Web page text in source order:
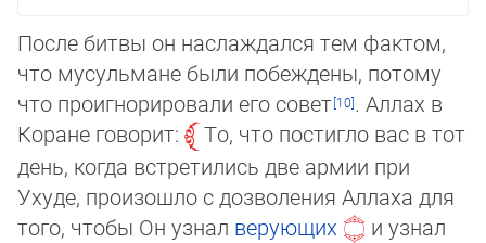
После битвы он наслаждался тем фактом,
что мусульмане были побеждены, потому
что проигнорировали его совет
. Аллах в
Коране говорит:
То, что постигло вас в тот
день, когда встретились две армии при
Ухуде, произошло с дозволения Аллаха для
того, чтобы Он узнал верующих
и узнал